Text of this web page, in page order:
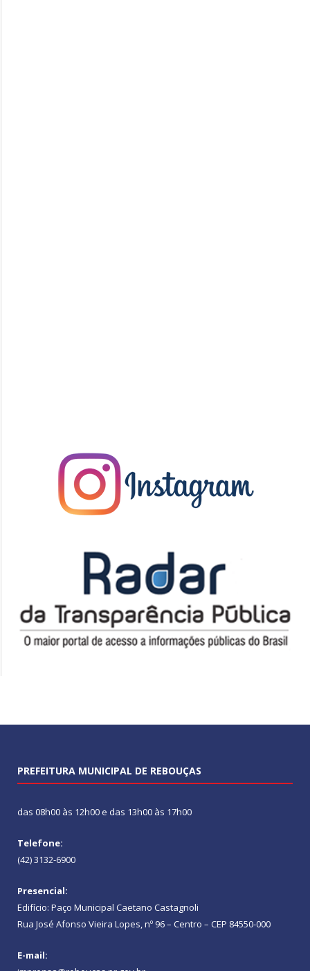
PREFEITURA MUNICIPAL DE REBOUÇAS
das 08h00 às 12h00 e das 13h00 às 17h00
Telefone:
(42) 3132-6900
Presencial:
Edifício: Paço Municipal Caetano Castagnoli
Rua José Afonso Vieira Lopes, nº 96 – Centro – CEP 84550-000
E-mail: